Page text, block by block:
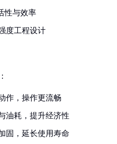
性与效率
度工程设计
作，操作更流畅
油耗，提升经济性
固，延长使用寿命